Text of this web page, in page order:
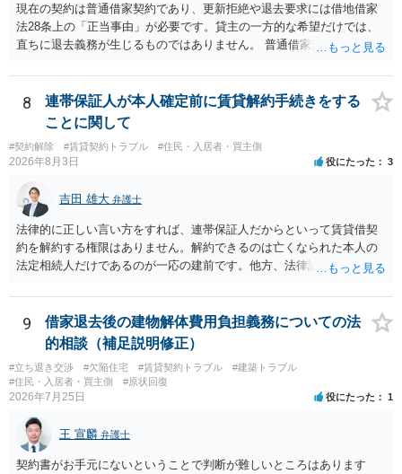
現在の契約は普通借家契約であり、更新拒絶や退去要求には借地借家
法28条上の「正当事由」が必要です。貸主の一方的な希望だけでは、
直ちに退去義務が生じるものではありません。 普通借家契約から定期
新たな定期借家契約を締結する形になりますが、これは任意の合意が
前提であり、借主が同意しなければ成立しません。 12年間の居住実
績、子どもの学校や地域とのつながり、転居費用の準備が困難な事情
などは、借主側の強い居住継続の必要性として正当事由判断において
重視される要素ですので、貸主側にかなり具体的な事情と立退料など
がない限り、更新拒絶が認められるハードルは一般的に高いと考えら
れます。 建物が未登記であること自体は、賃貸借契約の有効性を直ち
に否定するものではなく、引渡しがされていれば賃貸借の効力は原則
有効とされています。 今後の交渉では、①現在は普通借家契約が継続
しており定期借家への変更に合意していないこと、②貸主側の事情
（誰が所有者で誰が実際に住む予定か等）を具体的に書面で説明して
ほしいこと、③自分たちの居住継続の必要性を丁寧に伝えること、を
基本方針としたうえで、仮に一定時期の退去を検討する場合には、立
退料・引越費用・原状回復費用負担などの条件を明確にした書面を作
成することが重要です。 契約書では、更新条項・解除条項・期間の定
め・定期借家に関する記載の有無、これまでの更新時の合意内容
（「今回で最後」などの文言）が、借主不利な特約として無効になり
得るかどうかも含めて検討ポイントになりますので、署名押印前に内
容を十分に確認し、不明点は弁護士に相談することをおすすめしま
す。
8
連帯保証人が本人確定前に賃貸解約手続きをする
ことに関して
#契約解除 #賃貸契約トラブル #住民・入居者・買主側
2026年8月3日 役にたった 3
吉田 雄大 弁護士
法律的に正しい言い方をすれば、連帯保証人だからといって賃貸借契
約を解約する権限はありません。解約できるのは亡くなられた本人の
法定相続人だけであるのが一応の建前です。他方、法律論はさてお
する動機づけがなくなります。 今回進められつつある手続はあくまで
も、建物を賃貸人に一日も早く明け渡すための便宜的方法として理解
するのが良いと思います。またその方法で進めた方が、連帯保証人で
あるお知り合いさんにとっても、自身の経済的負担を最小限に食い止
められるため望ましいやり方だといえます。
9
借家退去後の建物解体費用負担義務についての法
的相談（補足説明修正）
#立ち退き交渉 #欠陥住宅 #賃貸契約トラブル
#建築トラブル
#住民・入居者・買主側
#原状回復
2026年7月25日 役にたった 1
王 宣麟 弁護士
契約書がお手元にないということで判断が難しいところはあります